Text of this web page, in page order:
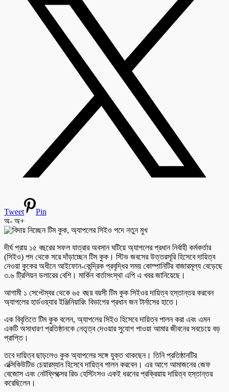
Tweet
Pin
অ- অ+
দীর্ঘ প্রায় ১৫ বছরের সফল যাত্রার অবসান ঘটিয়ে অ্যাপলের প্রধান নির্বাহী কর্মকর্তার
(সিইও) পদ থেকে সরে দাঁড়াচ্ছেন টিম কুক। স্টিভ জবসের উত্তরসূরি হিসেবে দায়িত্ব
নেওয়া কুকের অধীনে আইফোন-কেন্দ্রিক প্রবৃদ্ধির সময় কোম্পানিটির বাজারমূল্য বেড়েছে
৩.৬ ট্রিলিয়ন ডলারের বেশি। মার্কিন বার্তাসংস্থা এপি এ খবর জানিয়েছে।
আগামী ১ সেপ্টেম্বর থেকে ৬৫ বছর বয়সী টিম কুক সিইওর দায়িত্ব হস্তান্তর করবেন
অ্যাপলের হার্ডওয়্যার ইঞ্জিনিয়ারিং বিভাগের প্রধান জন টার্নাসের হাতে।
এক বিবৃতিতে টিম কুক বলেন, অ্যাপলের সিইও হিসেবে দায়িত্ব পালন করা এবং এমন
একটি অসাধারণ প্রতিষ্ঠানকে নেতৃত্ব দেওয়ার সুযোগ পাওয়া আমার জীবনের সবচেয়ে বড়
প্রাপ্তি।
তবে দায়িত্ব ছাড়লেও কুক অ্যাপলের সঙ্গে যুক্ত থাকছেন। তিনি প্রতিষ্ঠানটির
এক্সিকিউটিভ চেয়ারম্যান হিসেবে দায়িত্ব পালন করবেন। এর আগে আমাজনের জেফ
বেজোস এবং নেটফ্লিক্সের রিড হেস্টিংসও একই ধরনের প্রক্রিয়ায় দায়িত্ব হস্তান্তর
করেছিলেন।